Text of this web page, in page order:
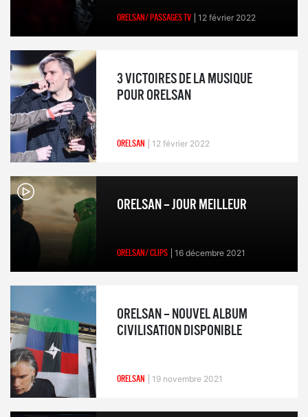
ORELSAN/ PASSAGES TV 12 février 2022
3 VICTOIRES DE LA MUSIQUE
POUR ORELSAN
ORELSAN 12 février 2022
ORELSAN – JOUR MEILLEUR
ORELSAN/ CLIPS 16 décembre 2021
ORELSAN – NOUVEL ALBUM
CIVILISATION DISPONIBLE
ORELSAN 19 novembre 2021